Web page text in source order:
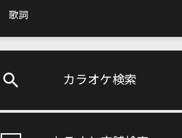
歌詞
カラオケ検索